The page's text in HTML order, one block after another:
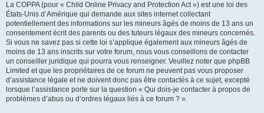
La COPPA (pour « Child Online Privacy and Protection Act ») est une loi des
États-Unis d’Amérique qui demande aux sites internet collectant
potentiellement des informations sur les mineurs âgés de moins de 13 ans un
consentement écrit des parents ou des tuteurs légaux des mineurs concernés.
Si vous ne savez pas si cette loi s’applique également aux mineurs âgés de
moins de 13 ans inscrits sur votre forum, nous vous conseillons de contacter
un conseiller juridique qui pourra vous renseigner. Veuillez noter que phpBB
Limited et que les propriétaires de ce forum ne peuvent pas vous proposer
d’assistance légale et ne doivent donc pas être contactés à ce sujet, excepté
lorsque l’assistance porte sur la question « Qui dois-je contacter à propos de
problèmes d’abus ou d’ordres légaux liés à ce forum ? ».